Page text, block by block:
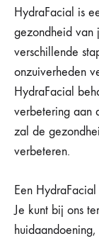
HydraFacial is
gezondheid van
verschillende
onzuiverheden
HydraFacial
verbetering aan
zal de
verbeteren.
Een
Je kunt bij ons